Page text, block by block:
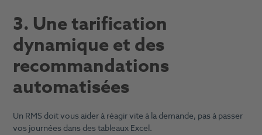
3. Une tarification
dynamique et des
recommandations
automatisées
Un RMS doit vous aider à réagir vite à la demande, pas à passer
vos journées dans des tableaux Excel.